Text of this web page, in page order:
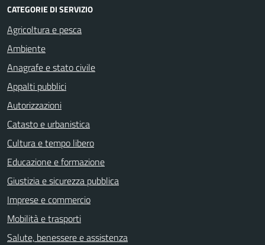
CATEGORIE DI SERVIZIO
Agricoltura e pesca
Ambiente
Anagrafe e stato civile
Appalti pubblici
Autorizzazioni
Catasto e urbanistica
Cultura e tempo libero
Educazione e formazione
Giustizia e sicurezza pubblica
Imprese e commercio
Mobilità e trasporti
Salute, benessere e assistenza